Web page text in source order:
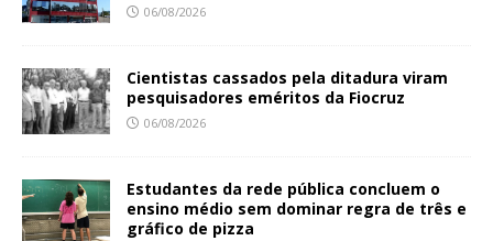
06/08/2026
Cientistas cassados pela ditadura viram
pesquisadores eméritos da Fiocruz
06/08/2026
Estudantes da rede pública concluem o
ensino médio sem dominar regra de três e
gráfico de pizza